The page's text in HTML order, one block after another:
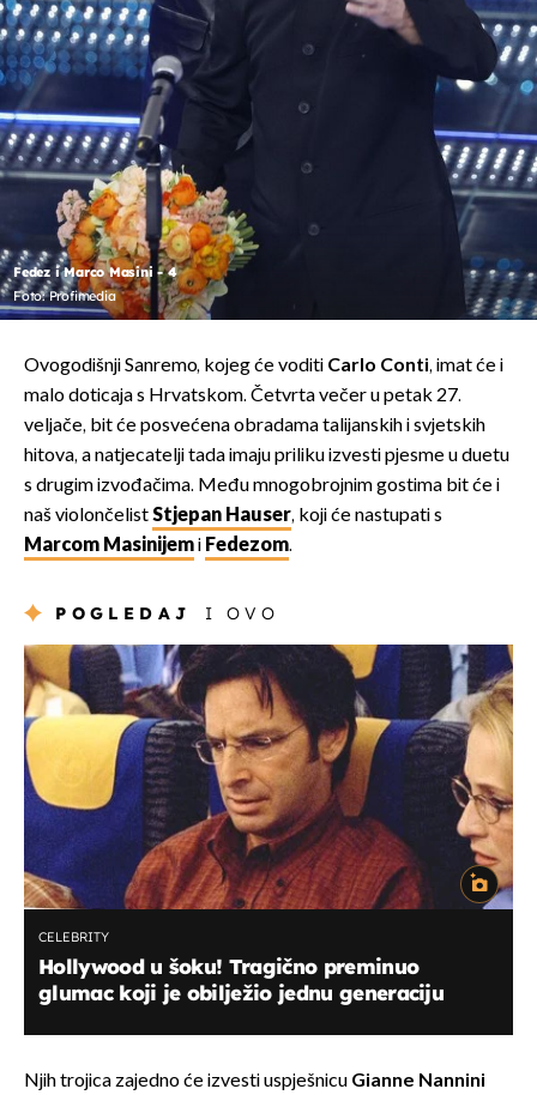
Fedez i Marco Masini - 4
Foto: Profimedia
Ovogodišnji Sanremo, kojeg će voditi Carlo Conti, imat će i
malo doticaja s Hrvatskom. Četvrta večer u petak 27.
veljače, bit će posvećena obradama talijanskih i svjetskih
hitova, a natjecatelji tada imaju priliku izvesti pjesme u duetu
s drugim izvođačima. Među mnogobrojnim gostima bit će i
naš violončelistStjepan Hauser, koji će nastupati s
Marcom Masinijemi Fedezom.
POGLEDAJ I OVO
CELEBRITY
Hollywood u šoku! Tragično preminuo
glumac koji je obilježio jednu generaciju
Njih trojica zajedno će izvesti uspješnicu Gianne Nannini